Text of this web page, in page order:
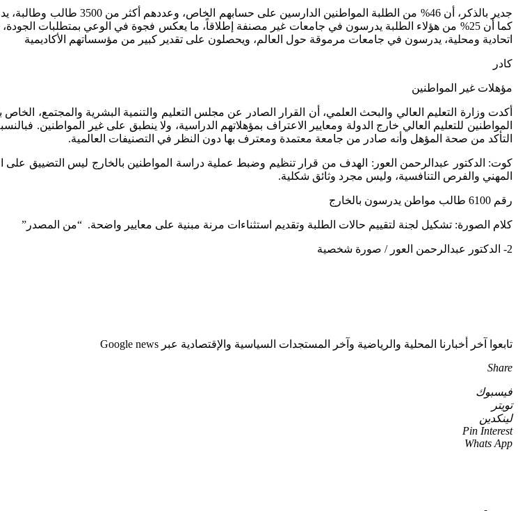
جدير بالذكر، أن 46% من
اتحادية ومحلية، يدرسون في جامعات مرموقة حول العالم، ويحصلون على تقدير كبير من مؤسساتهم الأكاديمية
كادر
مؤهلات غير المواطنين
أكدت وزارة التعليم العالي والبحث العلمي، أن القرار الصادر عن مجلس التعليم والتنمية البشرية والمجتمع،
المواطنين للتعليم العالي خارج الدولة ومعايير الاعتراف بمؤهلاتهم الدراسية، ولا ينطبق على غير المواطنين.
التأكد من صحة المؤهل وأنه صادر من جامعة معتمدة ومعترف بها دون النظر في التصنيفات العالمية.
كوت: الدكتور عبدالرحمن العور: الهدف من قرار تنظيم وضبط عملية دراسة المواطنين بالخارج ليس التضييق على
المهني والفرص التنافسية، وليس مجرد وثائق شكلية.
رقم 6100 طالب مواطن يدرسون بالخارج
كلام الصورة: تشكيل لجنة لتقييم حالات الطلبة وتقديم استثناءات مرنة مبنية على معايير واضحة. “من المصدر”
2- الدكتور عبدالرحمن العور / صورة شخصية
تابعوا آخر أخبارنا المحلية والرياضية وآخر المستجدات السياسية والإقتصادية عبر Google news
Share
فيسبوك
تويتر
لينكدين
Pin Interest
Whats App